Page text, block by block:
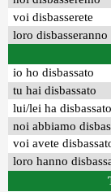
voi disbasserete
loro disbasseranno
io ho disbassato
tu hai disbassato
lui/lei ha disbassato
noi abbiamo
voi avete
loro hanno